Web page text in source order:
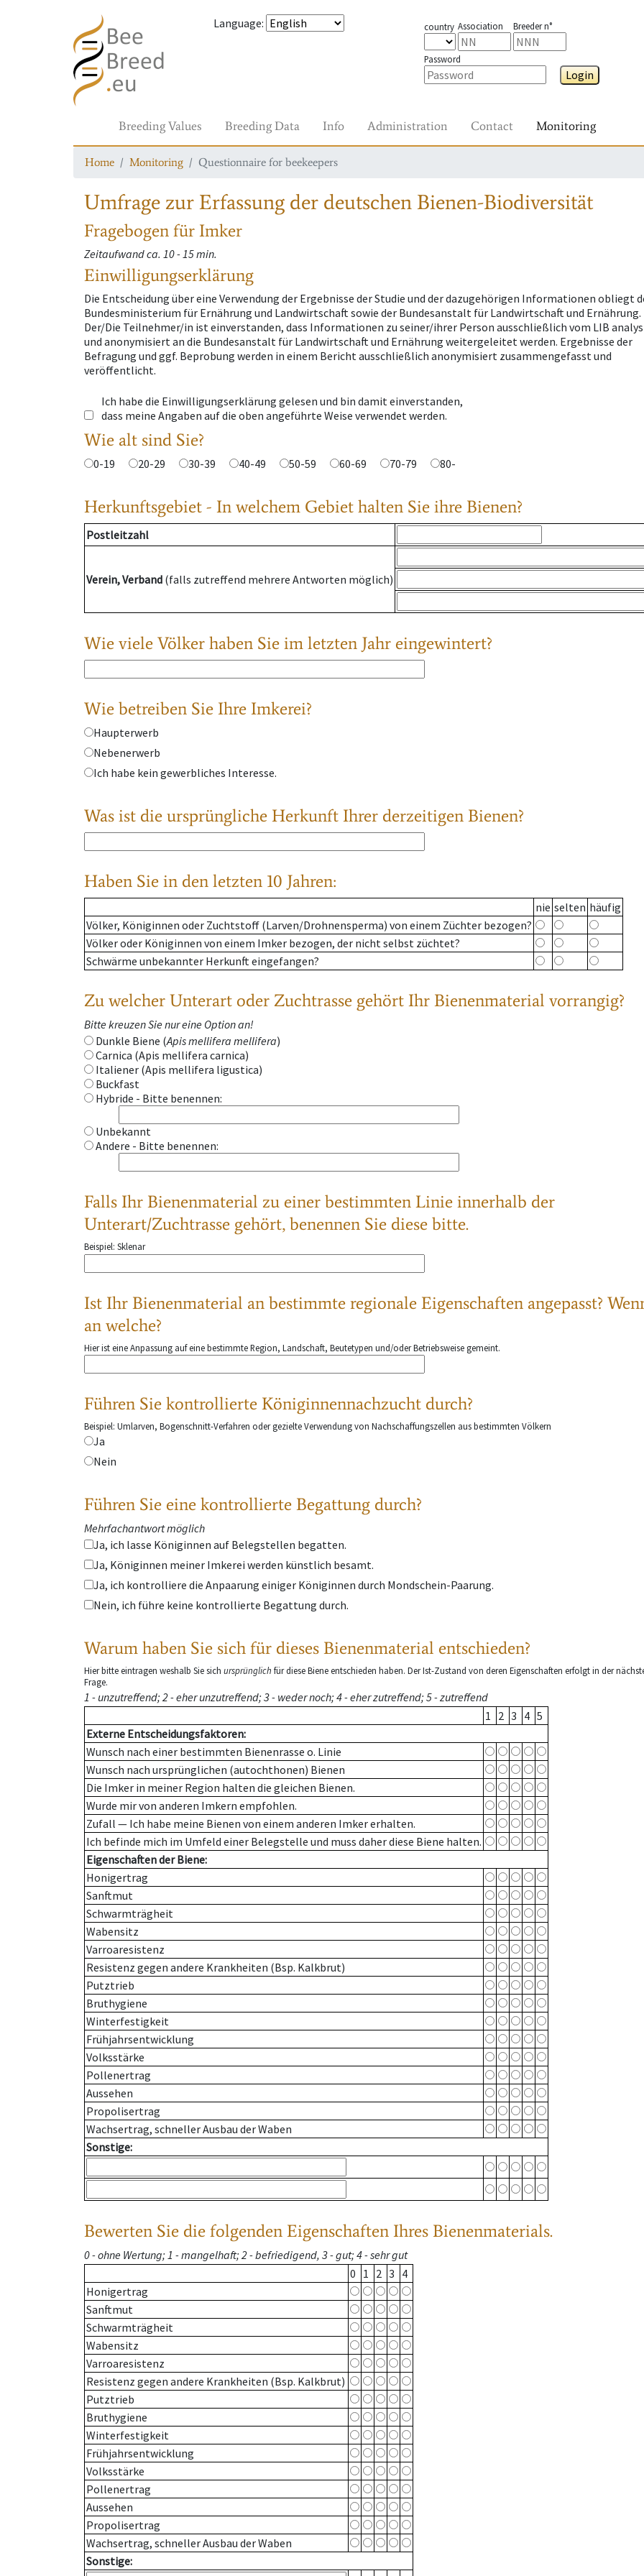
Language: country Association Breeder n°
Password
Login
Breeding Values Breeding Data Info Administration Contact Monitoring
Home Monitoring Questionnaire for beekeepers
Umfrage zur Erfassung der deutschen Bienen-Biodiversität
Fragebogen für Imker
Zeitaufwand ca. 10 - 15 min.
Einwilligungserklärung
Die Entscheidung über eine Verwendung der Ergebnisse der Studie und der dazugehörigen Informationen obliegt
Bundesministerium für Ernährung und Landwirtschaft sowie der Bundesanstalt für Landwirtschaft und Ernährung.
Der/Die Teilnehmer/in ist einverstanden, dass Informationen zu seiner/ihrer Person ausschließlich vom LIB
und anonymisiert an die Bundesanstalt für Landwirtschaft und Ernährung weitergeleitet werden. Ergebnisse der
Befragung und ggf. Beprobung werden in einem Bericht ausschließlich anonymisiert zusammengefasst und
veröffentlicht.
Ich habe die Einwilligungserklärung gelesen und bin damit einverstanden,
dass meine Angaben auf die oben angeführte Weise verwendet werden.
Wie alt sind Sie?
0-19 20-29 30-39 40-49 50-59 60-69 70-79 80-
Herkunftsgebiet - In welchem Gebiet halten Sie ihre Bienen?
Postleitzahl
Verein, Verband (falls zutreffend mehrere Antworten möglich)
Wie viele Völker haben Sie im letzten Jahr eingewintert?
Wie betreiben Sie Ihre Imkerei?
Haupterwerb
Nebenerwerb
Ich habe kein gewerbliches Interesse.
Was ist die ursprüngliche Herkunft Ihrer derzeitigen Bienen?
Haben Sie in den letzten 10 Jahren:
nie selten häufig
Völker, Königinnen oder Zuchtstoff (Larven/Drohnensperma) von einem Züchter bezogen?
Völker oder Königinnen von einem Imker bezogen, der nicht selbst züchtet?
Schwärme unbekannter Herkunft eingefangen?
Zu welcher Unterart oder Zuchtrasse gehört Ihr Bienenmaterial vorrangig?
Bitte kreuzen Sie nur eine Option an!
Dunkle Biene (Apis mellifera mellifera)
Carnica (Apis mellifera carnica)
Italiener (Apis mellifera ligustica)
Buckfast
Hybride - Bitte benennen:
Unbekannt
Andere - Bitte benennen:
Falls Ihr Bienenmaterial zu einer bestimmten Linie innerhalb der
Unterart/Zuchtrasse gehört, benennen Sie diese bitte.
Beispiel: Sklenar
Ist Ihr Bienenmaterial an bestimmte regionale Eigenschaften angepasst?
an welche?
Hier ist eine Anpassung auf eine bestimmte Region, Landschaft, Beutetypen und/oder Betriebsweise gemeint.
Führen Sie kontrollierte Königinnennachzucht durch?
Beispiel: Umlarven, Bogenschnitt-Verfahren oder gezielte Verwendung von Nachschaffungszellen aus bestimmten Völkern
Ja
Nein
Führen Sie eine kontrollierte Begattung durch?
Mehrfachantwort möglich
Ja, ich lasse Königinnen auf Belegstellen begatten.
Ja, Königinnen meiner Imkerei werden künstlich besamt.
Ja, ich kontrolliere die Anpaarung einiger Königinnen durch Mondschein-Paarung.
Nein, ich führe keine kontrollierte Begattung durch.
Warum haben Sie sich für dieses Bienenmaterial entschieden?
Hier bitte eintragen weshalb Sie sich ursprünglich für diese Biene entschieden haben. Der Ist-Zustand von deren Eigenschaften erfolgt in der
Frage.
1 - unzutreffend; 2 - eher unzutreffend; 3 - weder noch; 4 - eher zutreffend; 5 - zutreffend
1
2 3 4 5
Externe Entscheidungsfaktoren:
Wunsch nach einer bestimmten Bienenrasse o. Linie
Wunsch nach ursprünglichen (autochthonen) Bienen
Die Imker in meiner Region halten die gleichen Bienen.
Wurde mir von anderen Imkern empfohlen.
Zufall — Ich habe meine Bienen von einem anderen Imker erhalten.
Ich befinde mich im Umfeld einer Belegstelle und muss daher diese Biene halten.
Eigenschaften der Biene:
Honigertrag
Sanftmut
Schwarmträgheit
Wabensitz
Varroaresistenz
Resistenz gegen andere Krankheiten (Bsp. Kalkbrut)
Putztrieb
Bruthygiene
Winterfestigkeit
Frühjahrsentwicklung
Volksstärke
Pollenertrag
Aussehen
Propolisertrag
Wachsertrag, schneller Ausbau der Waben
Sonstige:
Bewerten Sie die folgenden Eigenschaften Ihres Bienenmaterials.
0 - ohne Wertung; 1 - mangelhaft; 2 - befriedigend, 3 - gut; 4 - sehr gut
0 1 2 3 4
Honigertrag
Sanftmut
Schwarmträgheit
Wabensitz
Varroaresistenz
Resistenz gegen andere Krankheiten (Bsp. Kalkbrut)
Putztrieb
Bruthygiene
Winterfestigkeit
Frühjahrsentwicklung
Volksstärke
Pollenertrag
Aussehen
Propolisertrag
Wachsertrag, schneller Ausbau der Waben
Sonstige: